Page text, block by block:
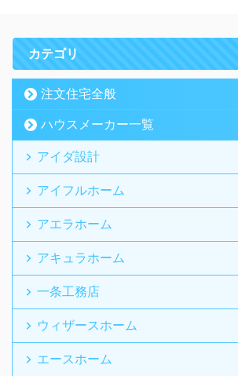
カテゴリ
注文住宅全般
ハウスメーカー一覧
アイダ設計
アイフルホーム
アエラホーム
アキュラホーム
一条工務店
ウィザースホーム
エースホーム